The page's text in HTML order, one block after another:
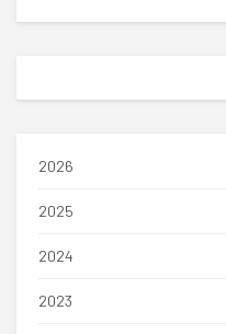
2026
2025
2024
2023